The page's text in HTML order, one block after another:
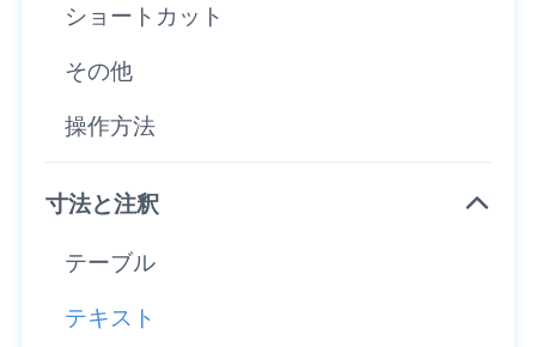
ショートカット
その他
操作方法
寸法と注釈
テーブル
テキスト